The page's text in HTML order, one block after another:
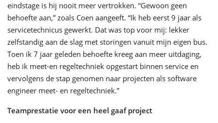
eindstage is hij nooit meer vertrokken. “Gewoon geen
behoefte aan,” zoals Coen aangeeft. “Ik heb eerst 9 jaar als
servicetechnicus gewerkt. Dat was top voor mij: lekker
zelfstandig aan de slag met storingen vanuit mijn eigen bus.
Toen ik 7 jaar geleden behoefte kreeg aan meer uitdaging,
heb ik meet-en regeltechniek opgestart binnen service en
vervolgens de stap genomen naar projecten als software
engineer meet- en regeltechniek.”
Teamprestatie voor een heel gaaf project